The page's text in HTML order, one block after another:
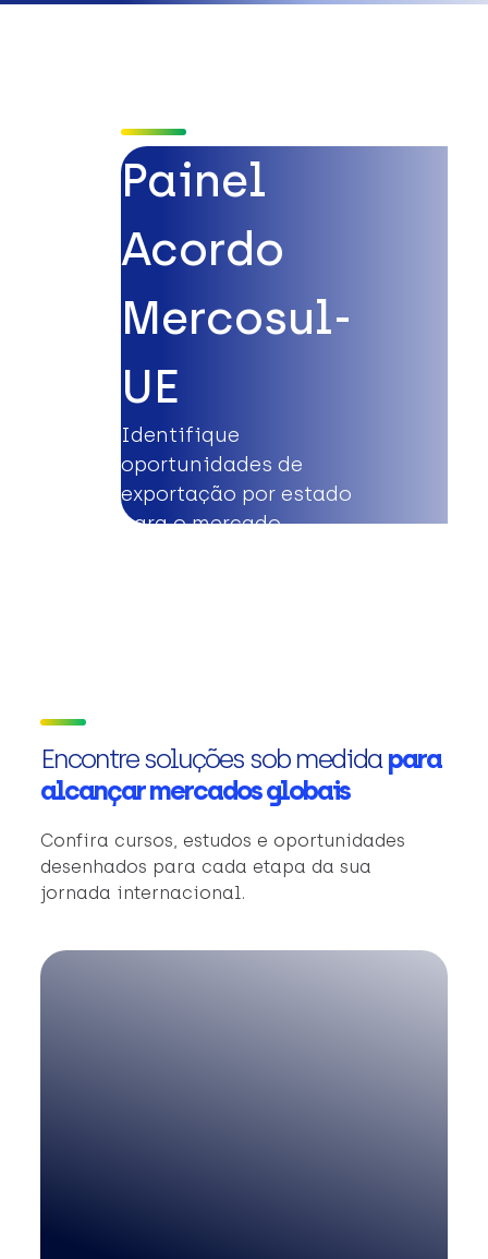
Painel
Acordo
Mercosul-
UE
Identifique
oportunidades de
exportação por estado
para o mercado
Encontre soluções sob medidapara
alcançar mercados globais
Confira cursos, estudos e oportunidades
desenhados para cada etapa da sua
jornada internacional.